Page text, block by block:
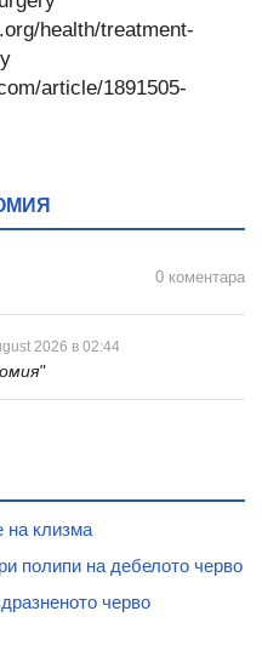
health/treatment-
article/1891505-
0 коментара
2026 в 02:44
на клизма
полипи на дебелото черво
черво